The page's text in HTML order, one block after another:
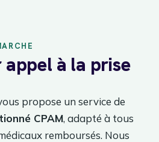
appel à la prise
propose un service de
CPAM, adapté à tous
remboursés. Nous